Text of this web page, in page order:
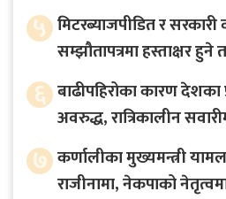
५ मिटरब्याजपीडित र
सम्झौतापत्रमा हस्ताक्षर हुने
६ बाढीपहिरोका कारण देशका
अवरुद्ध, रात्रिकालीन
७ कर्णालीका मुख्यमन्त्री
राजीनामा, नेकपाको